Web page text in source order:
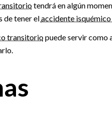
tendrá en algún
de tener elaccidente
transitoriopuede servir como